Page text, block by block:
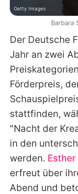
Der Deutsche
Jahr an zwei
Förderpreis,
stattfinden,
"Nacht der
in den
werden.
erfreut über
Abend und
Getty Images
Barbara